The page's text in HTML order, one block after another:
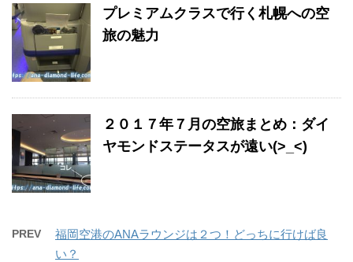
プレミアムクラスで行く札幌への空
旅の魅力
２０１７年７月の空旅まとめ：ダイ
ヤモンドステータスが遠い(>_<)
PREV
福岡空港のANAラウンジは２つ！どっちに行けば良
い？